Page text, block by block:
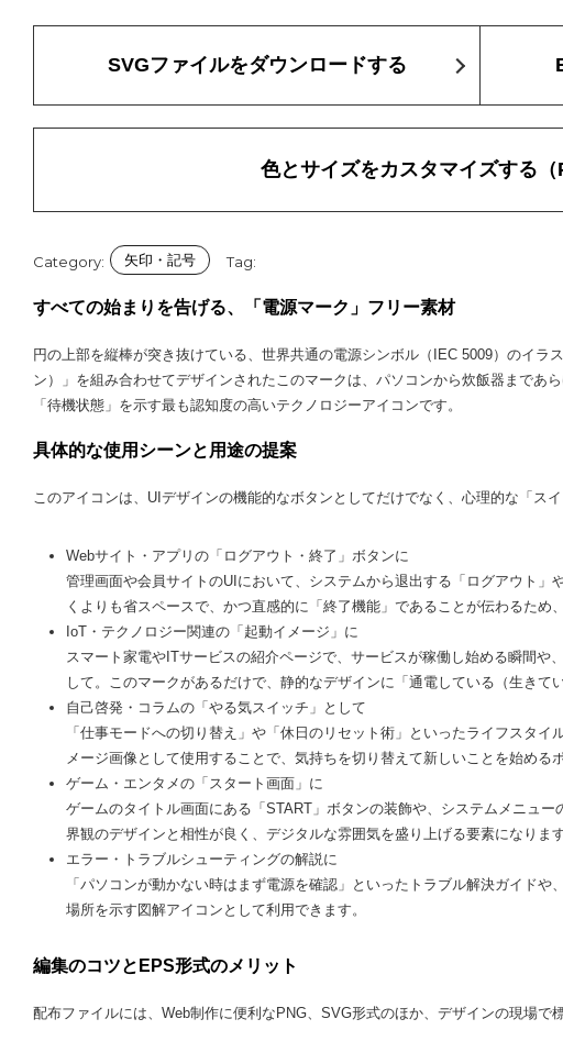
SVGファイルをダウンロードする
色とサイズをカスタマイズする
Category: 矢印・記号 Tag:
すべての始まりを告げる、「電源マーク」フリー素材
円の上部を縦棒が突き抜けている、世界共通の電源シンボル（IEC 5009）のイラ
ン）」を組み合わせてデザインされたこのマークは、パソコンから炊飯器まであ
「待機状態」を示す最も認知度の高いテクノロジーアイコンです。
具体的な使用シーンと用途の提案
このアイコンは、UIデザインの機能的なボタンとしてだけでなく、心理的な「ス
Webサイト・アプリの「ログアウト・終了」ボタンに
管理画面や会員サイトのUIにおいて、システムから退出する「ログアウト
くよりも省スペースで、かつ直感的に「終了機能」であることが伝わるため
IoT・テクノロジー関連の「起動イメージ」に
スマート家電やITサービスの紹介ページで、サービスが稼働し始める瞬間や
して。このマークがあるだけで、静的なデザインに「通電している（生きて
自己啓発・コラムの「やる気スイッチ」として
「仕事モードへの切り替え」や「休日のリセット術」といったライフスタ
メージ画像として使用することで、気持ちを切り替えて新しいことを始める
ゲーム・エンタメの「スタート画面」に
ゲームのタイトル画面にある「START」ボタンの装飾や、システムメニュ
界観のデザインと相性が良く、デジタルな雰囲気を盛り上げる要素になります
エラー・トラブルシューティングの解説に
「パソコンが動かない時はまず電源を確認」といったトラブル解決ガイド
場所を示す図解アイコンとして利用できます。
編集のコツとEPS形式のメリット
配布ファイルには、Web制作に便利なPNG、SVG形式のほか、デザインの現場で